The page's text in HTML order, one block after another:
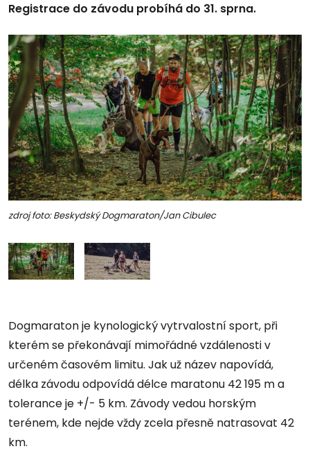
Registrace do závodu probíhá do 31. sprna.
zdroj foto: Beskydský Dogmaraton/Jan Cibulec
Dogmaraton je kynologický vytrvalostní sport, při
kterém se překonávají mimořádné vzdálenosti v
určeném časovém limitu. Jak už název napovídá,
délka závodu odpovídá délce maratonu 42 195 m a
tolerance je +/- 5 km. Závody vedou horským
terénem, kde nejde vždy zcela přesně natrasovat 42
km.